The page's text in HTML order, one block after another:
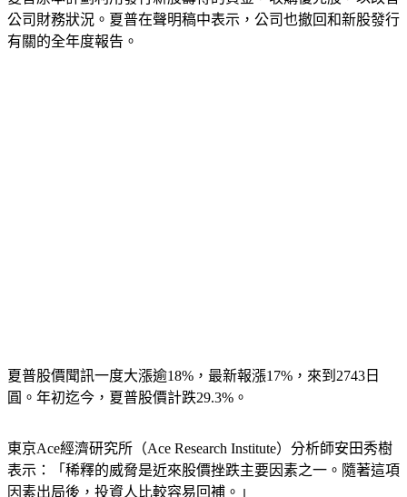
公司財務狀況。夏普在聲明稿中表示，公司也撤回和新股發行
有關的全年度報告。
夏普股價聞訊一度大漲逾18%，最新報漲17%，來到2743日
圓。年初迄今，夏普股價計跌29.3%。
東京Ace經濟研究所（Ace Research Institute）分析師安田秀樹
表示：「稀釋的威脅是近來股價挫跌主要因素之一。隨著這項
因素出局後，投資人比較容易回補。」